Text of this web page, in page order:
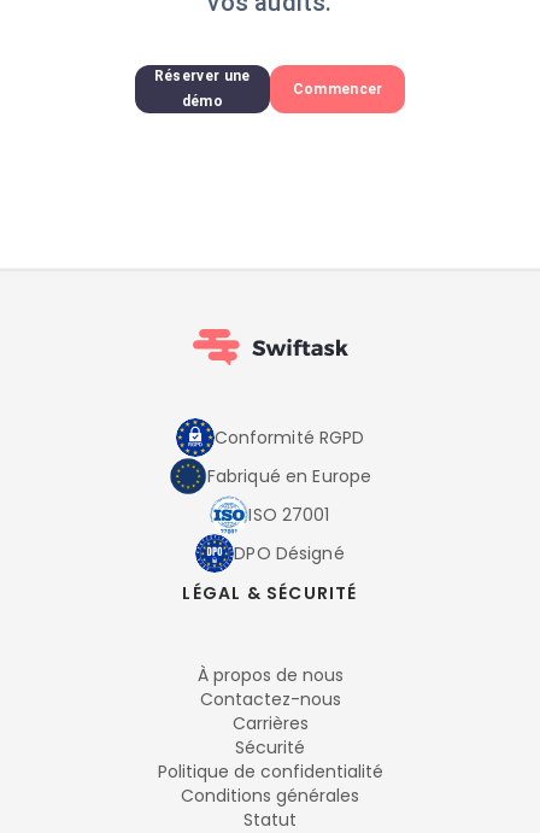
Réserver une
démo
Commencer
Conformité RGPD
Fabriqué en Europe
ISO 27001
DPO Désigné
LÉGAL & SÉCURITÉ
À propos de nous
Contactez-nous
Carrières
Sécurité
Politique de confidentialité
Conditions générales
Statut